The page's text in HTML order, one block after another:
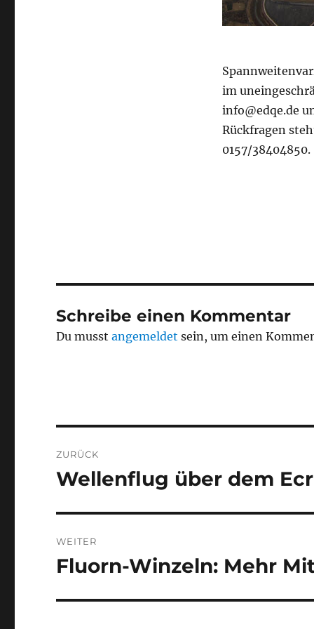
im
info@edqe.de
Rückfragen
0157/38404850.
Schreibe einen Kommentar
Du musstangemeldet sein, um einen
ZURÜCK
Vorheriger
Wellenflug über dem
WEITER
Nächster
Fluorn-Winzeln: Mehr